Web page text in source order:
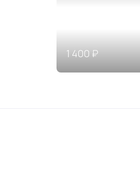
1 400 ₽